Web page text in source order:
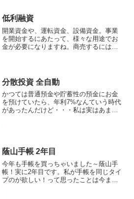
低利融資
開業資金や、運転資金、設備資金。事業
を開始するにあたって、様々な用途でお
金が必要になりますね。商売するには、
難しいのではないでしょう...
分散投資 全自動
かつては普通預金や貯蓄性の預金にお金
を預けていたら、年利7%なんていう時代
があったんだけど・・・私は実はあまり
蔭山手帳 2年目
今年も手帳を買っちゃいました～蔭山手
帳！実に2年目です。私が手帳を同じタイ
プのが欲しい！って思ったことは今まで